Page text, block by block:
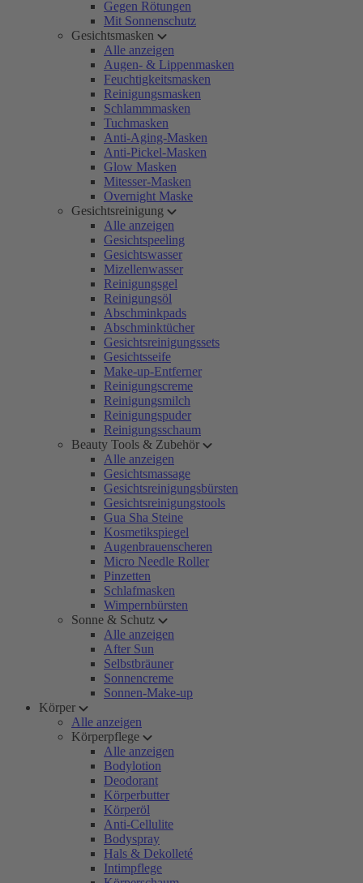
Gegen Rötungen
Mit Sonnenschutz
Gesichtsmasken
Alle anzeigen
Augen- & Lippenmasken
Feuchtigkeitsmasken
Reinigungsmasken
Schlammmasken
Tuchmasken
Anti-Aging-Masken
Anti-Pickel-Masken
Glow Masken
Mitesser-Masken
Overnight Maske
Gesichtsreinigung
Alle anzeigen
Gesichtspeeling
Gesichtswasser
Mizellenwasser
Reinigungsgel
Reinigungsöl
Abschminkpads
Abschminktücher
Gesichtsreinigungssets
Gesichtsseife
Make-up-Entferner
Reinigungscreme
Reinigungsmilch
Reinigungspuder
Reinigungsschaum
Beauty Tools & Zubehör
Alle anzeigen
Gesichtsmassage
Gesichtsreinigungsbürsten
Gesichtsreinigungstools
Gua Sha Steine
Kosmetikspiegel
Augenbrauenscheren
Micro Needle Roller
Pinzetten
Schlafmasken
Wimpernbürsten
Sonne & Schutz
Alle anzeigen
After Sun
Selbstbräuner
Sonnencreme
Sonnen-Make-up
Körper
Alle anzeigen
Körperpflege
Alle anzeigen
Bodylotion
Deodorant
Körperbutter
Körperöl
Anti-Cellulite
Bodyspray
Hals & Dekolleté
Intimpflege